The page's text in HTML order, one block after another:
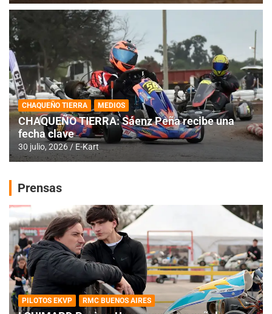
CHAQUEÑO TIERRA MEDIOS
CHAQUEÑO TIERRA: Sáenz Peña recibe una
fecha clave
30 julio, 2026 E-Kart
Prensas
PILOTOS EKVP RMC BUENOS AIRES